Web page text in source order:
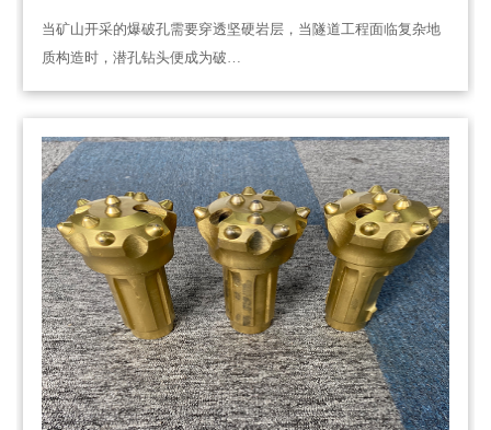
当矿山开采的爆破孔需要穿透坚硬岩层，当隧道工程面临复杂地
质构造时，潜孔钻头便成为破…